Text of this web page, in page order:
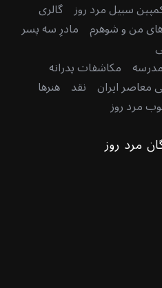
سبیل مرد روز گالری
من و شوهرم مادرِ سه پسر
مکاشفات پدرانه
معاصر ایران نقد هنرها
مرد روز
مرد روز